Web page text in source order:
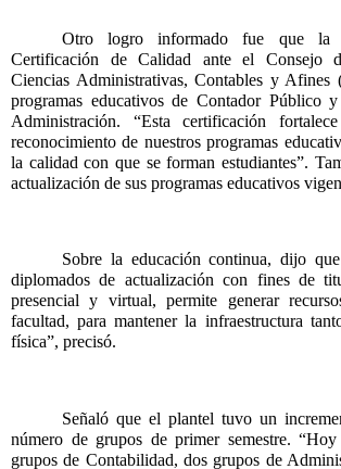
Otro logro informado fue que la
Certificación de Calidad ante el Consejo
Ciencias Administrativas, Contables y
programas educativos de Contador Público
Administración. “Esta certificación
reconocimiento de nuestros programas
la calidad con que se forman estudiantes”.
actualización de sus programas educativos
Sobre la educación continua, dijo
diplomados de actualización con fines de
presencial y virtual, permite generar
facultad, para mantener la infraestructura
física”, precisó.
Señaló que el plantel tuvo un
número de grupos de primer semestre.
grupos de Contabilidad, dos grupos de